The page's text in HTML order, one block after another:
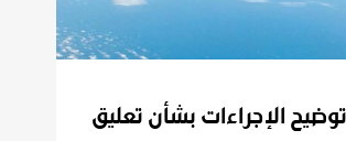
الإجراءات بشأن تعليق